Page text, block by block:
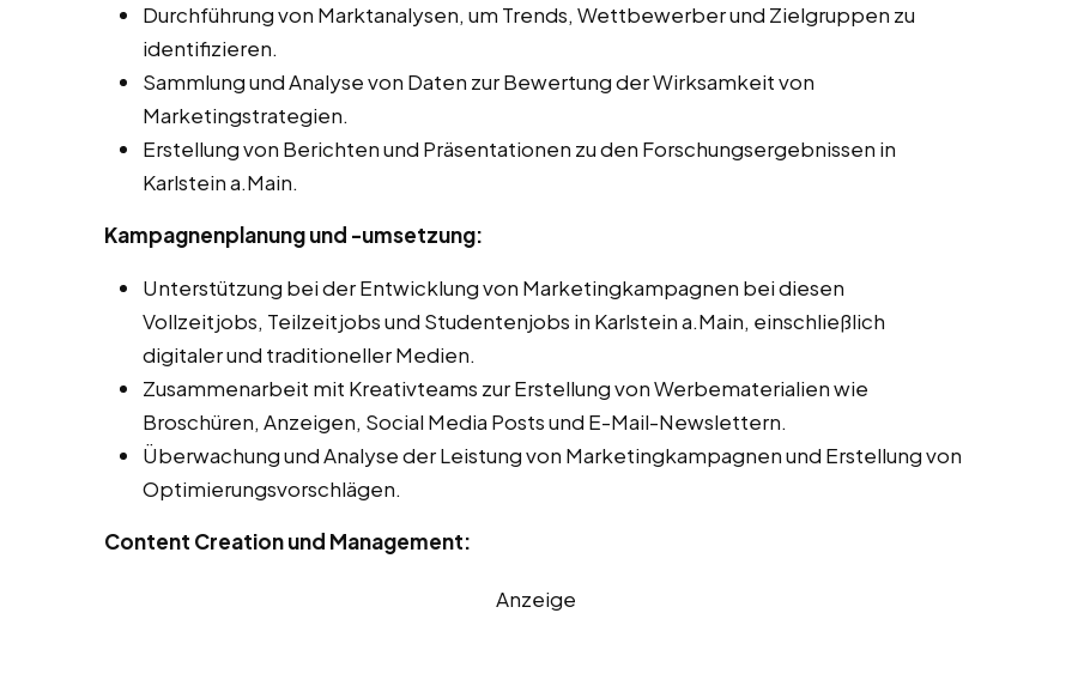
Durchführung von Marktanalysen, um Trends, Wettbewerber und Zielgruppen zu
identifizieren.
Sammlung und Analyse von Daten zur Bewertung der Wirksamkeit von
Marketingstrategien.
Erstellung von Berichten und Präsentationen zu den Forschungsergebnissen in
Karlstein a.Main.
Kampagnenplanung und -umsetzung:
Unterstützung bei der Entwicklung von Marketingkampagnen bei diesen
Vollzeitjobs, Teilzeitjobs und Studentenjobs in Karlstein a.Main, einschließlich
digitaler und traditioneller Medien.
Zusammenarbeit mit Kreativteams zur Erstellung von Werbematerialien wie
Broschüren, Anzeigen, Social Media Posts und E-Mail-Newslettern.
Überwachung und Analyse der Leistung von Marketingkampagnen und Erstellung von
Optimierungsvorschlägen.
Content Creation und Management:
Anzeige